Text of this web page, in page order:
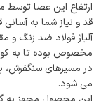
قد و نیاز شما به
آلیاژ فولاد ضد زنگ و
مخصوص بوده تا به
در مسیرهای سنگفرش،
می شود.